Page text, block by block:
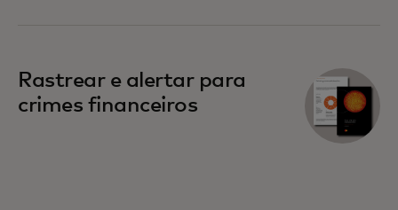
Rastrear e alertar para
crimes financeiros